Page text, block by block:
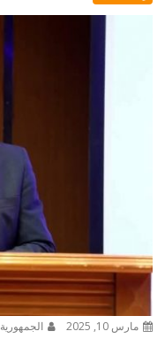
مارس 10, 2025 الجمهورية